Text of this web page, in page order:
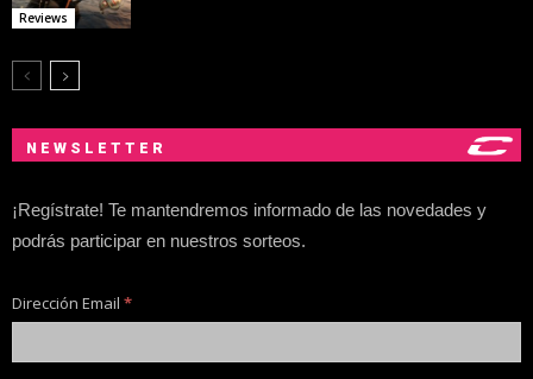
Reviews
NEWSLETTER
¡Regístrate! Te mantendremos informado de las novedades y
podrás participar en nuestros sorteos.
Dirección Email *